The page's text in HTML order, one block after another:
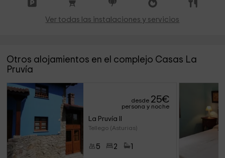
Ver todas las instalaciones y servicios
Otros alojamientos en el complejo Casas La
Pruvía
desde 25€
persona y noche
La Pruvía II
Tellego (Asturias)
5 2